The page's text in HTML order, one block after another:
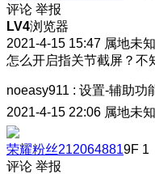
评论 举报
LV4浏览器
2021-4-15 15:47 属地未知
怎么开启指关节截屏？不
noeasy911 : 设置-辅助功
2021-4-15 22:06 属地未知
荣耀粉丝2120648819F 1
评论 举报